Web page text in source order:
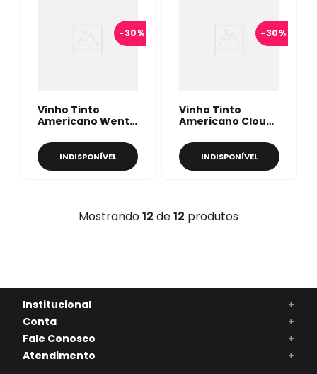
-30%
Vinho Tinto
Americano Wente
Zinfandel 750ml
INDISPONÍVEL
-30%
Vinho Tinto
Americano Cloud
750ml
INDISPONÍVEL
Mostrando12 de12 produtos
Institucional
+
Conta
+
Fale Conosco
+
Atendimento
+